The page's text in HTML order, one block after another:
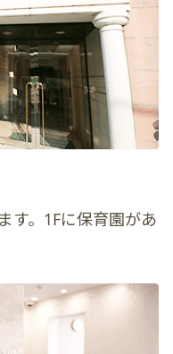
す。1Fに保育園があ